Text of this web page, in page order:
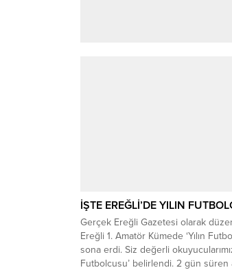
İŞTE EREĞLİ’DE YILIN
Gerçek Ereğli Gazetesi olarak
Ereğli 1. Amatör Kümede ‘Yılın
sona erdi. Siz değerli
Futbolcusu’ belirlendi. 2 gün